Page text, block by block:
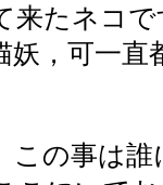
来たネコで
，可一直
この事は